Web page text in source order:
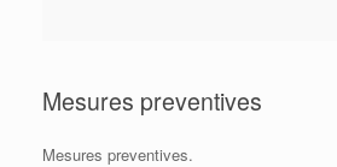
Mesures preventives
Mesures preventives.